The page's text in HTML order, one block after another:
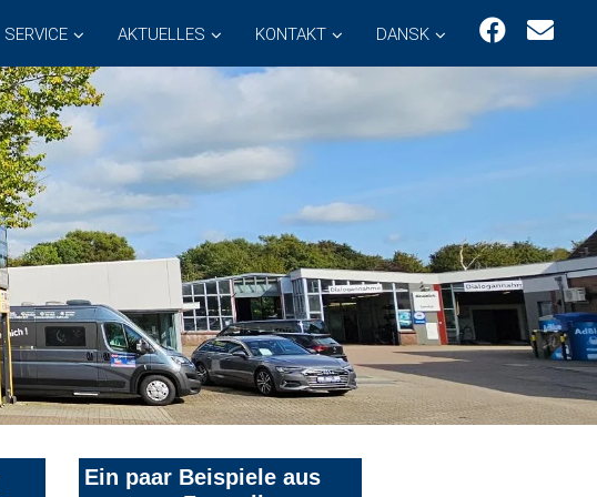
SERVICE AKTUELLES KONTAKT DANSK
Ein paar Beispiele aus